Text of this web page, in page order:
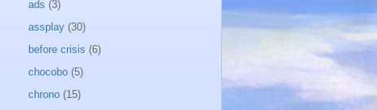
ads (3)
assplay (30)
before crisis (6)
chocobo (5)
chrono (15)